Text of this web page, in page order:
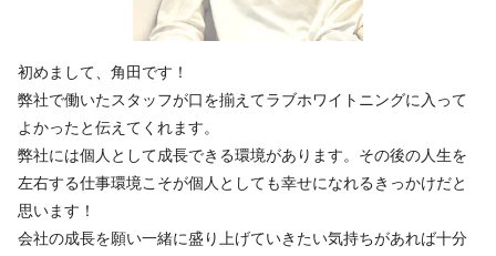
初めまして、角田です！
弊社で働いたスタッフが口を揃えてラブホワイトニングに入って
よかったと伝えてくれます。
弊社には個人として成長できる環境があります。その後の人生を
左右する仕事環境こそが個人としても幸せになれるきっかけだと
思います！
会社の成長を願い一緒に盛り上げていきたい気持ちがあれば十分